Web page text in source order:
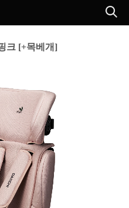
크 [+목베개]